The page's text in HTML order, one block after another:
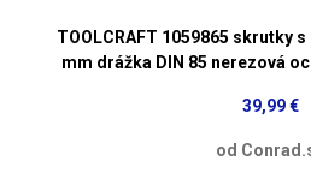
TOOLCRAFT 1059865 skrutky
mm drážka DIN 85 nerezová
39,99 €
od